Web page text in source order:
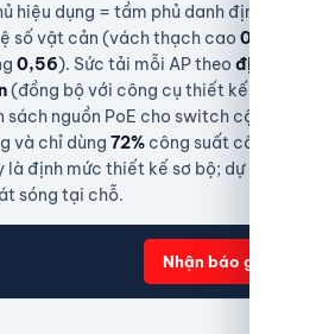
hiệu dụng = tầm phủ danh định ×
số vật cản (vách thạch cao 0,78
0,56). Sức tải mỗi AP theo định
(đồng bộ với công cụ thiết kế hệ
nguồn PoE cho switch cộng
và chỉ dùng 72% công suất công
định mức thiết kế sơ bộ; dự án
sóng tại chỗ.
Nhận báo giá